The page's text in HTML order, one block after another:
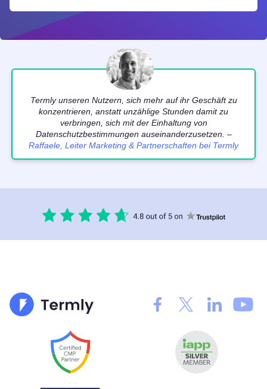
Termly unseren Nutzern, sich mehr auf ihr Geschäft zu
konzentrieren, anstatt unzählige Stunden damit zu
verbringen, sich mit der Einhaltung von
Datenschutzbestimmungen auseinanderzusetzen. –
Raffaele, Leiter Marketing & Partnerschaften bei Termly